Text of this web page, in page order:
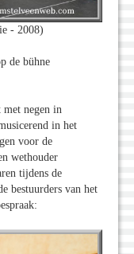
- 2008)
de bühne
met negen in
in het
voor de
wethouder
tijdens de
bestuurders van het